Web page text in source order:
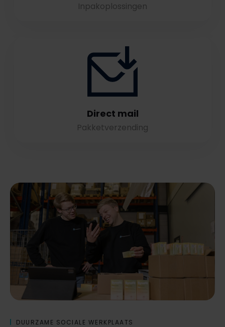
Inpakoplossingen
Direct mail
Pakketverzending
DUURZAME SOCIALE WERKPLAATS